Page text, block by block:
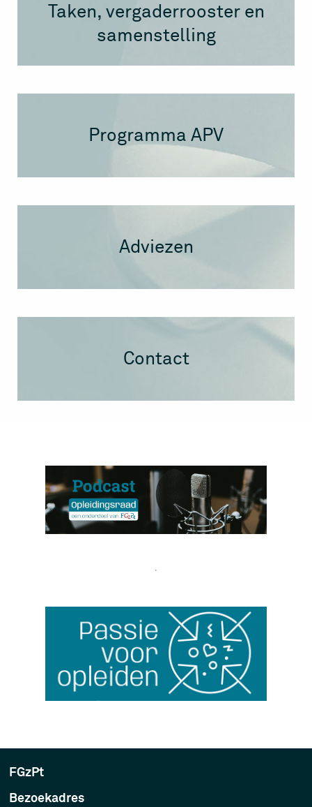
Taken, vergaderrooster en
samenstelling
Programma APV
Adviezen
Contact
FGzPt
Bezoekadres